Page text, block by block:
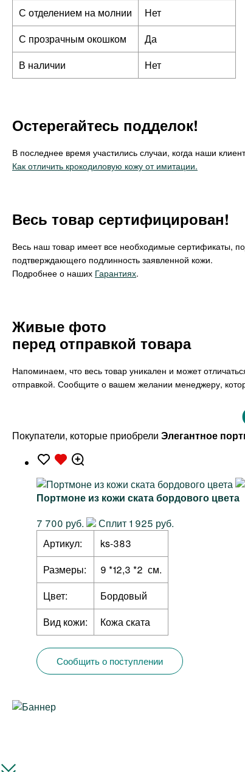
С отделением на молнии
Нет
С прозрачным окошком
Да
В наличии
Нет
Остерегайтесь подделок!
В последнее время участились случаи, когда наши
Как отличить крокодиловую кожу от имитации.
Весь товар сертифицирован!
Весь наш товар имеет все необходимые сертификаты,
подтверждающего подлинность заявленной кожи.
Подробнее о наших Гарантиях.
Живые фото
перед отправкой товара
Напоминаем, что весь товар уникален и может
отправкой. Сообщите о вашем желании менеджеру,
Покупатели, которые приобрели Элегантное
Портмоне из кожи ската бордового цвета
7 700 руб.
Сплит 1 925 руб.
Артикул:
ks-383
Размеры:
9 *12,3 *2 см.
Цвет:
Бордовый
Вид кожи:
Кожа ската
Сообщить о поступлении